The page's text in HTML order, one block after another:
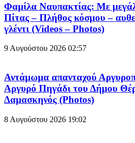
Φαμίλα Ναυπακτίας: Με
Πίτας – Πλήθος κόσμου –
γλέντι (Videos – Photos)
9 Αυγούστου 2026 02:57
Αντάμωμα απανταχού
Αργυρό Πηγάδι του Δήμου
Δαμασκηνός (Photos)
8 Αυγούστου 2026 19:02